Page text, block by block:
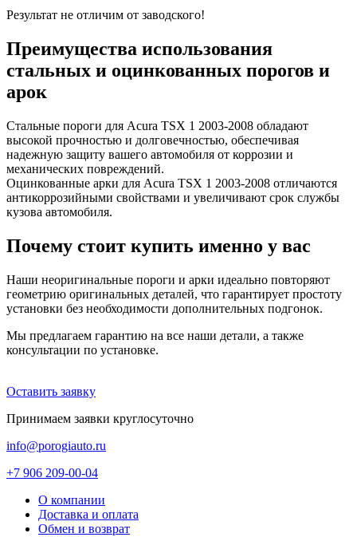
Результат не отличим от заводского!
Преимущества использования
стальных и оцинкованных порогов и
арок
Стальные пороги для Acura TSX 1 2003-2008 обладают
высокой прочностью и долговечностью, обеспечивая
надежную защиту вашего автомобиля от коррозии и
механических повреждений.
Оцинкованные арки для Acura TSX 1 2003-2008 отличаются
антикоррозийными свойствами и увеличивают срок службы
кузова автомобиля.
Почему стоит купить именно у вас
Наши неоригинальные пороги и арки идеально повторяют
геометрию оригинальных деталей, что гарантирует простоту
установки без необходимости дополнительных подгонок.
Мы предлагаем гарантию на все наши детали, а также
консультации по установке.
Оставить заявку
Принимаем заявки круглосуточно
info@porogiauto.ru
+7 906 209-00-04
О компании
Доставка и оплата
Обмен и возврат